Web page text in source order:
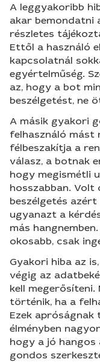
A leggyakoribb
akar bemondatni
részletes
Ettől a használó
kapcsolatnál
egyértelműség.
az, hogy a bot
beszélgetést, ne
A másik gyakori
felhasználó mást
félbeszakítja a
válasz, a botnak
hogy megismétli
hosszabban. Volt
beszélgetés
ugyanazt a
más
okosabb, csak
Gyakori hiba az
végig az
kell megerősíteni.
történik, ha a
Ezek apróságnak
élményben
hogy a jó
gondos